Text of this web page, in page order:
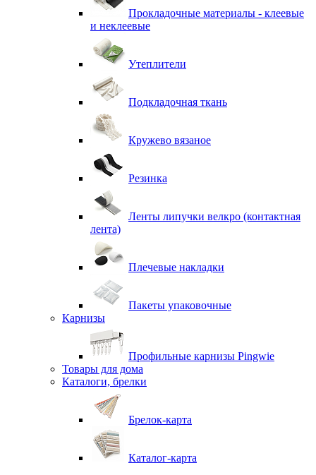
Прокладочные материалы - клеевые
и неклеевые
Утеплители
Подкладочная ткань
Кружево вязаное
Резинка
Ленты липучки велкро (контактная
лента)
Плечевые накладки
Пакеты упаковочные
Карнизы
Профильные карнизы Pingwie
Товары для дома
Каталоги, брелки
Брелок-карта
Каталог-карта